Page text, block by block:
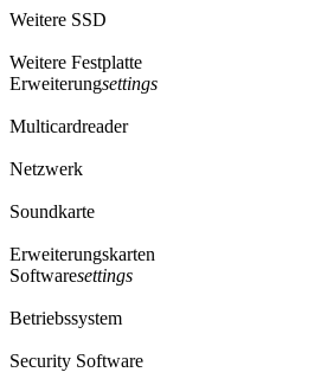
Weitere SSD
Weitere Festplatte
Erweiterungsettings
Multicardreader
Netzwerk
Soundkarte
Erweiterungskarten
Softwaresettings
Betriebssystem
Security Software